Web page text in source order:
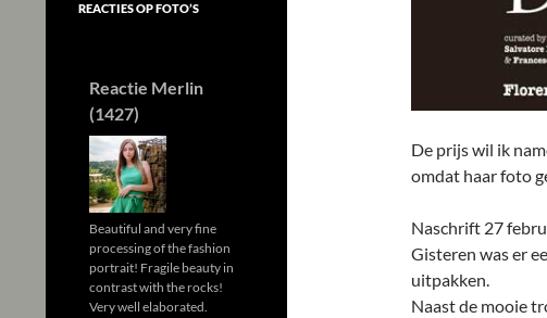
De prijs wil ik
omdat haar foto
Naschrift 27
Gisteren was er
uitpakken.
Naast de mooie
REACTIES OP FOTO’S
Reactie Merlin
(1427)
Beautiful and very fine
processing of the fashion
portrait! Fragile beauty in
contrast with the rocks!
Very well elaborated.